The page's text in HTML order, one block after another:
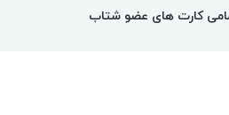
کارت های عضو شتاب